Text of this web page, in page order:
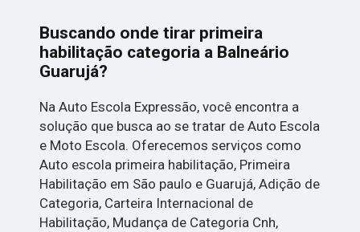
Buscando onde tirar primeira
habilitação categoria a Balneário
Guarujá?
Na Auto Escola Expressão, você encontra a
solução que busca ao se tratar de Auto Escola
e Moto Escola. Oferecemos serviços como
Auto escola primeira habilitação, Primeira
Habilitação em São paulo e Guarujá, Adição de
Categoria, Carteira Internacional de
Habilitação, Mudança de Categoria Cnh,